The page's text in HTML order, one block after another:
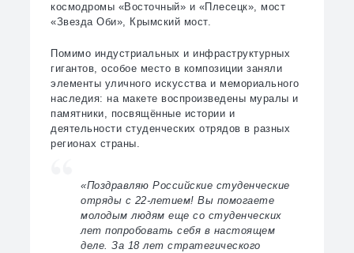
космодромы «Восточный» и «Плесецк», мост
«Звезда Оби», Крымский мост.
Помимо индустриальных и инфраструктурных
гигантов, особое место в композиции заняли
элементы уличного искусства и мемориального
наследия: на макете воспроизведены муралы и
памятники, посвящённые истории и
деятельности студенческих отрядов в разных
регионах страны.
«Поздравляю Российские студенческие
отряды с 22-летием! Вы помогаете
молодым людям еще со студенческих
лет попробовать себя в настоящем
деле. За 18 лет стратегического